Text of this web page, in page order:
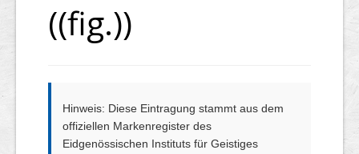
Preise
((fig.))
Hinweis: Diese Eintragung stammt aus dem
offiziellen Markenregister des
Eidgenössischen Instituts für Geistiges